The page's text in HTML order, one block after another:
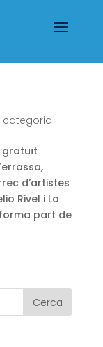
categoria
gratuït
d’artistes
Rivel i La
part de